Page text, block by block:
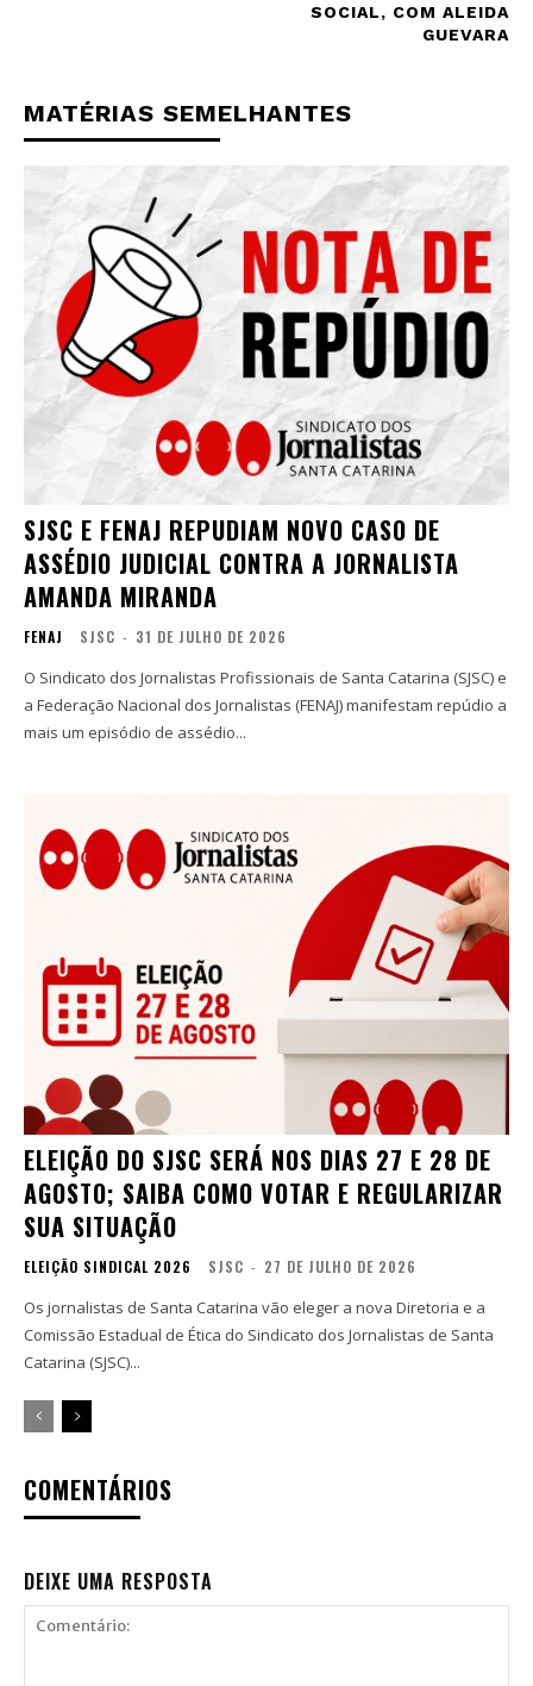
SOCIAL, COM ALEIDA
GUEVARA
MATÉRIAS SEMELHANTES
SJSC E FENAJ REPUDIAM NOVO CASO DE
ASSÉDIO JUDICIAL CONTRA A JORNALISTA
AMANDA MIRANDA
FENAJ SJSC - 31 DE JULHO DE 2026
O Sindicato dos Jornalistas Profissionais de Santa Catarina (SJSC) e
a Federação Nacional dos Jornalistas (FENAJ) manifestam repúdio a
mais um episódio de assédio...
ELEIÇÃO DO SJSC SERÁ NOS DIAS 27 E 28 DE
AGOSTO; SAIBA COMO VOTAR E REGULARIZAR
SUA SITUAÇÃO
ELEIÇÃO SINDICAL 2026 SJSC - 27 DE JULHO DE 2026
Os jornalistas de Santa Catarina vão eleger a nova Diretoria e a
Comissão Estadual de Ética do Sindicato dos Jornalistas de Santa
Catarina (SJSC)...
COMENTÁRIOS
DEIXE UMA RESPOSTA